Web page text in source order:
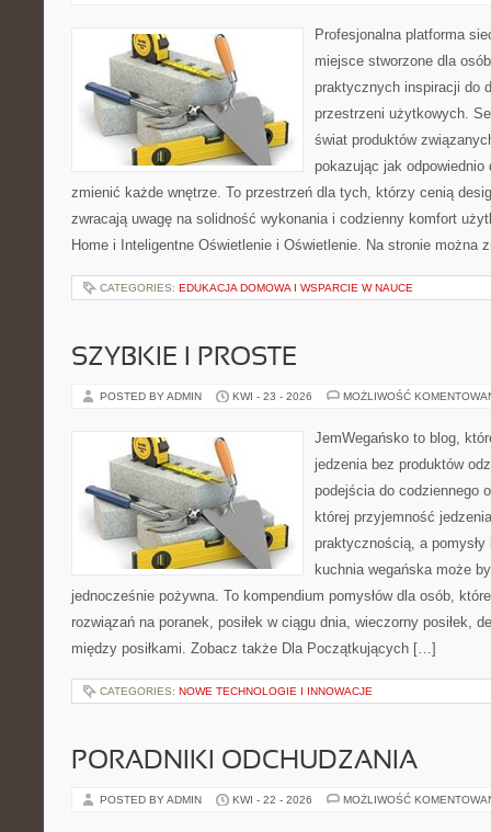
Profesjonalna platforma
miejsce stworzone dla
praktycznych inspiracji do
przestrzeni użytkowych.
świat produktów
pokazując jak odpowiednio
zmienić każde wnętrze. To przestrzeń dla tych, którzy cenią
zwracają uwagę na solidność wykonania i codzienny komfort
Home i Inteligentne Oświetlenie i Oświetlenie. Na stronie
CATEGORIES: EDUKACJA DOMOWA I WSPARCIE W NAUCE
SZYBKIE I PROSTE
POSTED BY ADMIN KWI - 23 - 2026 MOŻLIWOŚĆ
JemWegańsko to blog,
jedzenia bez produktów
podejścia do codziennego
której przyjemność
praktycznością, a
kuchnia wegańska może
jednocześnie pożywna. To kompendium pomysłów dla osób,
rozwiązań na poranek, posiłek w ciągu dnia, wieczorny posiłek,
między posiłkami. Zobacz także Dla Początkujących […]
CATEGORIES: NOWE TECHNOLOGIE I INNOWACJE
PORADNIKI ODCHUDZANIA
POSTED BY ADMIN KWI - 22 - 2026 MOŻLIWOŚĆ